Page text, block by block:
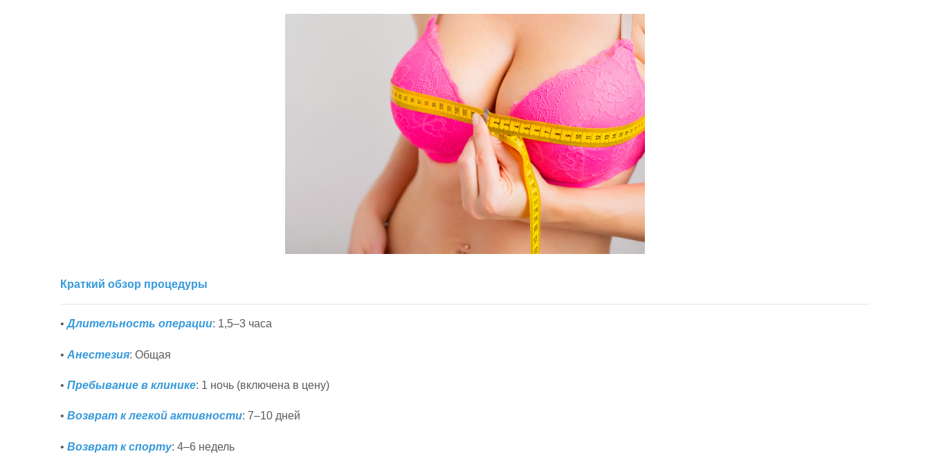
Краткий обзор процедуры
•Длительность операции: 1,5–3 часа
• Анестезия: Общая
• Пребывание в клинике: 1 ночь (включена в цену)
• Возврат к легкой активности: 7–10 дней
• Возврат к спорту: 4–6 недель